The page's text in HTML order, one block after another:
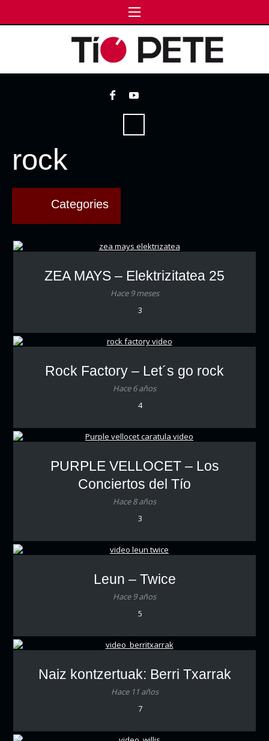
rock
Categories
ZEA MAYS – Elektrizitatea 25
Hace 9 meses
3
Rock Factory – Let´s go rock
Hace 6 años
4
PURPLE VELLOCET – Los
Conciertos del Tío
Hace 8 años
3
Leun – Twice
Hace 9 años
5
Naiz kontzertuak: Berri Txarrak
Hace 11 años
7